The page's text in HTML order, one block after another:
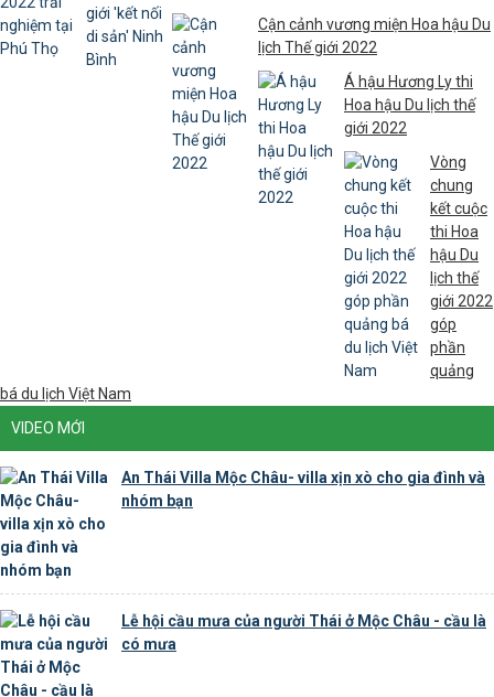
Cận cảnh vương miện Hoa hậu Du
lịch Thế giới 2022
Á hậu Hương Ly thi
Hoa hậu Du lịch thế
giới 2022
Vòng
chung
kết cuộc
thi Hoa
hậu Du
lịch thế
giới 2022
góp
phần
quảng
bá du lịch Việt Nam
VIDEO MỚI
An Thái Villa Mộc Châu- villa xịn xò cho gia đình và
nhóm bạn
Lễ hội cầu mưa của người Thái ở Mộc Châu - cầu là
có mưa